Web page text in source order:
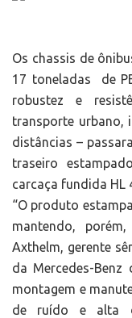
Os chassis de
17 toneladas de
robustez e
transporte urbano,
distâncias –
traseiro
carcaça fundida HL
“O produto
mantendo,
Axthelm, gerente
da Mercedes-
montagem e
de ruído e alta